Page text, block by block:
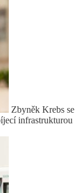
Zbyněk Krebs se
infrastrukturou